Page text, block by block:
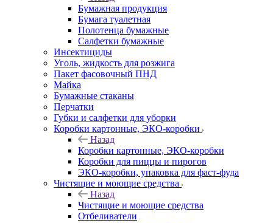
Бумажная продукция
Бумага туалетная
Полотенца бумажные
Салфетки бумажные
Инсектициды
Уголь, жидкость для розжига
Пакет фасовочный ПНД
Майка
Бумажные стаканы
Перчатки
Губки и салфетки для уборки
Коробки картонные, ЭКО-коробки
Назад
Коробки картонные, ЭКО-коробки
Коробки для пиццы и пирогов
ЭКО-коробки, упаковка для фаст-фуда
Чистящие и моющие средства
Назад
Чистящие и моющие средства
Отбеливатели